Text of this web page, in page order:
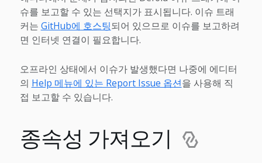
슈를 보고할 수 있는 선택지가 표시됩니다. 이슈 트래
커는 GitHub에 호스팅되어 있으므로 이슈를 보고하려
면 인터넷 연결이 필요합니다.
오프라인 상태에서 이슈가 발생했다면 나중에 에디터
의 Help 메뉴에 있는 Report Issue 옵션을 사용해 직
접 보고할 수 있습니다.
종속성 가져오기